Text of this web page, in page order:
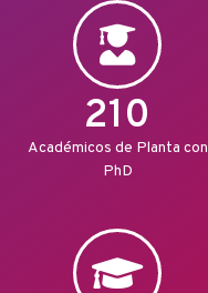
210
Académicos de Planta con
PhD